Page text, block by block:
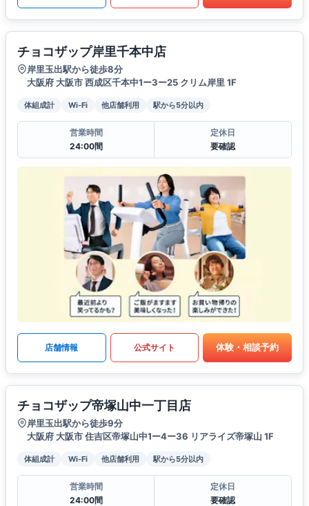
チョコザップ岸里千本中店
岸里玉出駅から徒歩8分
大阪府 大阪市 西成区千本中1ー3ー25 クリム岸里 1F
体組成計 Wi-Fi 他店舗利用 駅から5分以内
営業時間
24:00間
定休日
要確認
店舗情報 公式サイト 体験・相談予約
チョコザップ帝塚山中一丁目店
岸里玉出駅から徒歩9分
大阪府 大阪市 住吉区帝塚山中1ー4ー36 リアライズ帝塚山 1F
体組成計 Wi-Fi 他店舗利用 駅から5分以内
営業時間
24:00間
定休日
要確認